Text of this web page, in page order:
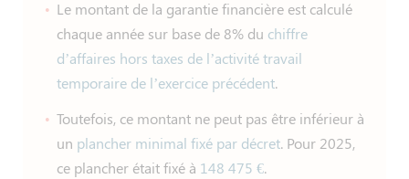
Le montant de la garantie financière est calculé
chaque année sur base de 8% du chiffre
d’affaires hors taxes de l’activité travail
temporaire de l’exercice précédent.
Toutefois, ce montant ne peut pas être inférieur à
un plancher minimal fixé par décret. Pour 2025,
ce plancher était fixé à 148 475 €.